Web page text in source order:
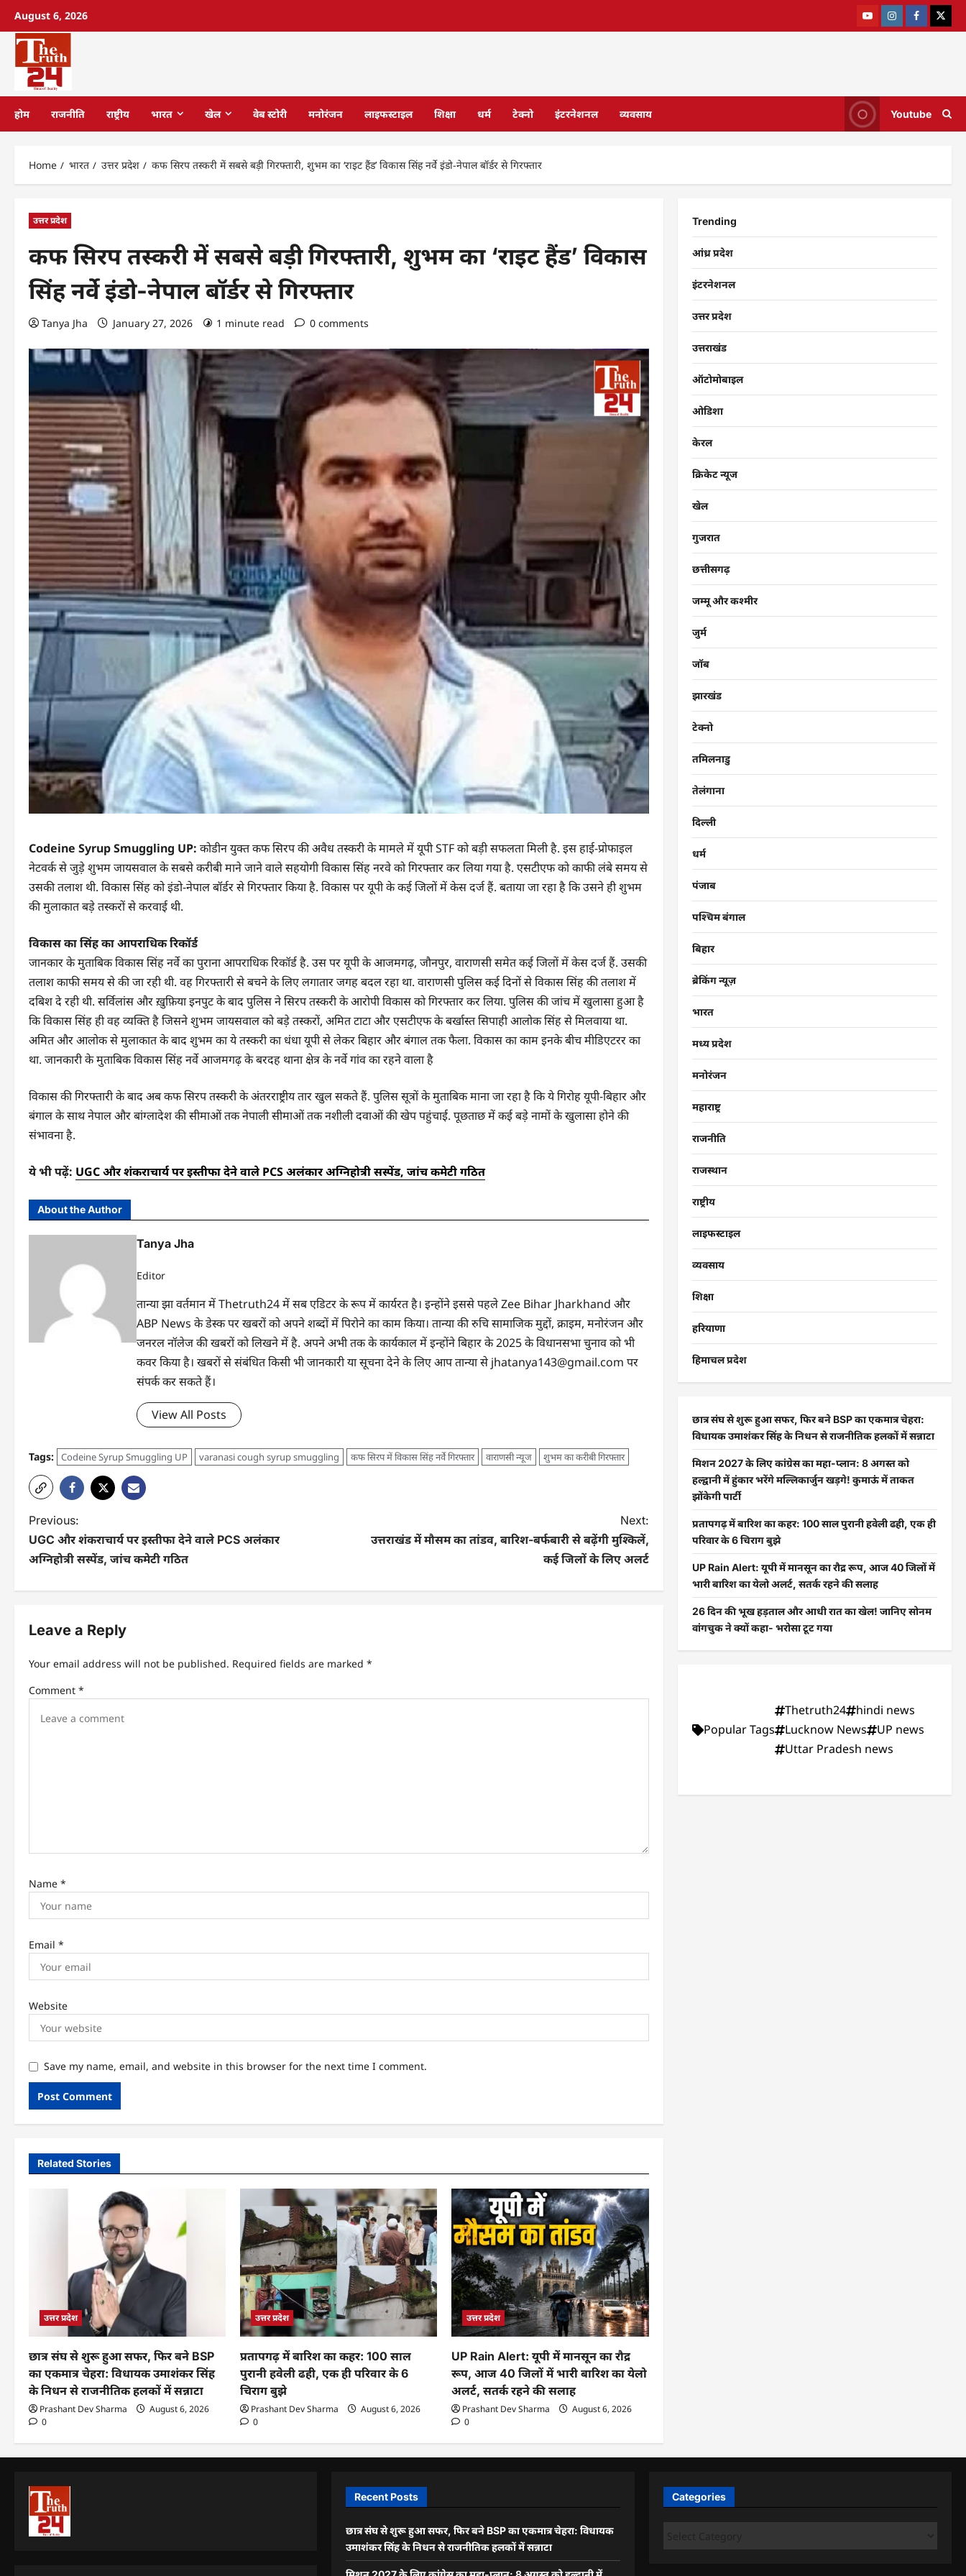
August 6, 2026
होम राजनीति राष्ट्रीय भारत खेल वेब स्टोरी मनोरंजन लाइफस्टाइल शिक्षा धर्म टेक्नो इंटरनेशनल व्यवसाय Youtube
Home भारत उत्तर प्रदेश कफ सिरप तस्करी में सबसे बड़ी गिरफ्तारी, शुभम का ‘राइट हैंड’ विकास सिंह नर्वे इंडो-नेपाल बॉर्डर से गिरफ्तार
उत्तर प्रदेश
कफ सिरप तस्करी में सबसे बड़ी गिरफ्तारी, शुभम का ‘राइट हैंड’ विकास
सिंह नर्वे इंडो-नेपाल बॉर्डर से गिरफ्तार
Tanya Jha January 27, 2026 1 minute read 0 comments
Codeine Syrup Smuggling UP: कोडीन युक्त कफ सिरप की अवैध तस्करी के मामले में यूपी STF को बड़ी सफलता मिली है. इस हाई-प्रोफाइल
नेटवर्क से जुड़े शुभम जायसवाल के सबसे करीबी माने जाने वाले सहयोगी विकास सिंह नरवे को गिरफ्तार कर लिया गया है. एसटीएफ को काफी लंबे समय से
उसकी तलाश थी. विकास सिंह को इंडो-नेपाल बॉर्डर से गिरफ्तार किया है. विकास पर यूपी के कई जिलों में केस दर्ज हैं. बताया जा रहा है कि उसने ही शुभम
की मुलाकात बड़े तस्करों से करवाई थी.
विकास का सिंह का आपराधिक रिकॉर्ड
जानकार के मुताबिक विकास सिंह नर्वे का पुराना आपराधिक रिकॉर्ड है. उस पर यूपी के आजमगढ़, जौनपुर, वाराणसी समेत कई जिलों में केस दर्ज हैं. उसकी
तलाश काफी समय से की जा रही थी. वह गिरफ्तारी से बचने के लिए लगातार जगह बदल रहा था. वाराणसी पुलिस कई दिनों से विकास सिंह की तलाश में
दबिश दे रही थी. सर्विलांस और ख़ुफ़िया इनपुट के बाद पुलिस ने सिरप तस्करी के आरोपी विकास को गिरफ्तार कर लिया. पुलिस की जांच में खुलासा हुआ है
कि विकास सिंह ही वह व्यक्ति है जिसने शुभम जायसवाल को बड़े तस्करों, अमित टाटा और एसटीएफ के बर्खास्त सिपाही आलोक सिंह से मिलवाया था.
अमित और आलोक से मुलाकात के बाद शुभम का ये तस्करी का धंधा यूपी से लेकर बिहार और बंगाल तक फैला. विकास का काम इनके बीच मीडिएटरर का
था. जानकारी के मुताबिक विकास सिंह नर्वे आजमगढ़ के बरदह थाना क्षेत्र के नर्वे गांव का रहने वाला है
विकास की गिरफ्तारी के बाद अब कफ सिरप तस्करी के अंतरराष्ट्रीय तार खुल सकते हैं. पुलिस सूत्रों के मुताबिक माना जा रहा है कि ये गिरोह यूपी-बिहार और
बंगाल के साथ नेपाल और बांग्लादेश की सीमाओं तक नेपाली सीमाओं तक नशीली दवाओं की खेप पहुंचाई. पूछताछ में कई बड़े नामों के खुलासा होने की
संभावना है.
ये भी पढ़ें: UGC और शंकराचार्य पर इस्तीफा देने वाले PCS अलंकार अग्निहोत्री सस्पेंड, जांच कमेटी गठित
About the Author
Tanya Jha
Editor
तान्‍या झा वर्तमान में Thetruth24 में सब एडिटर के रूप में कार्यरत है। इन्होंने इससे पहले Zee Bihar Jharkhand और
ABP News के डेस्क पर खबरों को अपने शब्दों में पिरोने का काम किया। तान्‍या की रुचि सामाजिक मुद्दों, क्राइम, मनोरंजन और
जनरल नॉलेज की खबरों को लिखने में है. अपने अभी तक के कार्यकाल में इन्होंने बिहार के 2025 के विधानसभा चुनाव को भी
कवर किया है। खबरों से संबंधित किसी भी जानकारी या सूचना देने के लिए आप तान्‍या से jhatanya143@gmail.com पर
संपर्क कर सकते हैं।
View All Posts
Tags: Codeine Syrup Smuggling UP varanasi cough syrup smuggling कफ सिरप में विकास सिंह नर्वे गिरफ्तार वाराणसी न्यूज शुभम का करीबी गिरफ्तार
Previous:
UGC और शंकराचार्य पर इस्तीफा देने वाले PCS अलंकार
अग्निहोत्री सस्पेंड, जांच कमेटी गठित
Next:
उत्तराखंड में मौसम का तांडव, बारिश-बर्फबारी से बढ़ेंगी मुश्किलें,
कई जिलों के लिए अलर्ट
Leave a Reply
Your email address will not be published. Required fields are marked *
Comment *
Name *
Email *
Website
Save my name, email, and website in this browser for the next time I comment.
Related Stories
उत्तर प्रदेश
छात्र संघ से शुरू हुआ सफर, फिर बने BSP
का एकमात्र चेहरा: विधायक उमाशंकर सिंह
के निधन से राजनीतिक हलकों में सन्नाटा
Prashant Dev Sharma
August 6, 2026
0
उत्तर प्रदेश
प्रतापगढ़ में बारिश का कहर: 100 साल
पुरानी हवेली ढही, एक ही परिवार के 6
चिराग बुझे
Prashant Dev Sharma
August 6, 2026
0
उत्तर प्रदेश
UP Rain Alert: यूपी में मानसून का रौद्र
रूप, आज 40 जिलों में भारी बारिश का येलो
अलर्ट, सतर्क रहने की सलाह
Prashant Dev Sharma
August 6, 2026
0
Trending
आंध्र प्रदेश
इंटरनेशनल
उत्तर प्रदेश
उत्तराखंड
ऑटोमोबाइल
ओडिशा
केरल
क्रिकेट न्यूज
खेल
गुजरात
छत्तीसगढ़
जम्मू और कश्मीर
जुर्म
जॉब
झारखंड
टेक्नो
तमिलनाडु
तेलंगाना
दिल्ली
धर्म
पंजाब
पश्चिम बंगाल
बिहार
ब्रेकिंग न्यूज़
भारत
मध्य प्रदेश
मनोरंजन
महाराष्ट्र
राजनीति
राजस्थान
राष्ट्रीय
लाइफस्टाइल
व्यवसाय
शिक्षा
हरियाणा
हिमाचल प्रदेश
छात्र संघ से शुरू हुआ सफर, फिर बने BSP का एकमात्र चेहरा:
विधायक उमाशंकर सिंह के निधन से राजनीतिक हलकों में सन्नाटा
मिशन 2027 के लिए कांग्रेस का महा-प्लान: 8 अगस्त को
हल्द्वानी में हुंकार भरेंगे मल्लिकार्जुन खड़गे! कुमाऊं में ताकत
झोंकेगी पार्टी
प्रतापगढ़ में बारिश का कहर: 100 साल पुरानी हवेली ढही, एक ही
परिवार के 6 चिराग बुझे
UP Rain Alert: यूपी में मानसून का रौद्र रूप, आज 40 जिलों में
भारी बारिश का येलो अलर्ट, सतर्क रहने की सलाह
26 दिन की भूख हड़ताल और आधी रात का खेल! जानिए सोनम
वांगचुक ने क्यों कहा- भरोसा टूट गया
Popular Tags
Thetruth24
hindi news
Lucknow News
UP news
Uttar Pradesh news
Recent Posts
छात्र संघ से शुरू हुआ सफर, फिर बने BSP का एकमात्र चेहरा: विधायक
उमाशंकर सिंह के निधन से राजनीतिक हलकों में सन्नाटा
Categories